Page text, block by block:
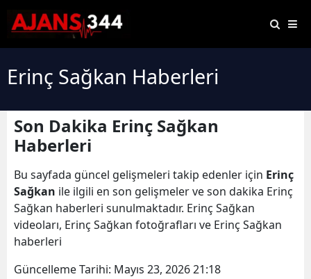
Erinç Sağkan Haberleri
Son Dakika Erinç Sağkan
Haberleri
Bu sayfada güncel gelişmeleri takip edenler için Erinç
Sağkan ile ilgili en son gelişmeler ve son dakika Erinç
Sağkan haberleri sunulmaktadır. Erinç Sağkan
videoları, Erinç Sağkan fotoğrafları ve Erinç Sağkan
haberleri
Güncelleme Tarihi: Mayıs 23, 2026 21:18